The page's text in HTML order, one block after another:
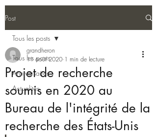
Post
Tous les posts
Anniversaires
Actualités
Tous les posts
Projet de recherche
soumis en 2020 au
Bureau de l'intégrité de la
recherche des États-Unis
grandheron
11 août 2020 1 min de lecture